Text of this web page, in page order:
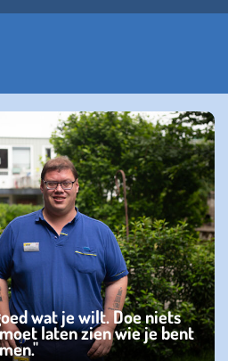
wat je wilt. Doe niets
laten zien wie je bent